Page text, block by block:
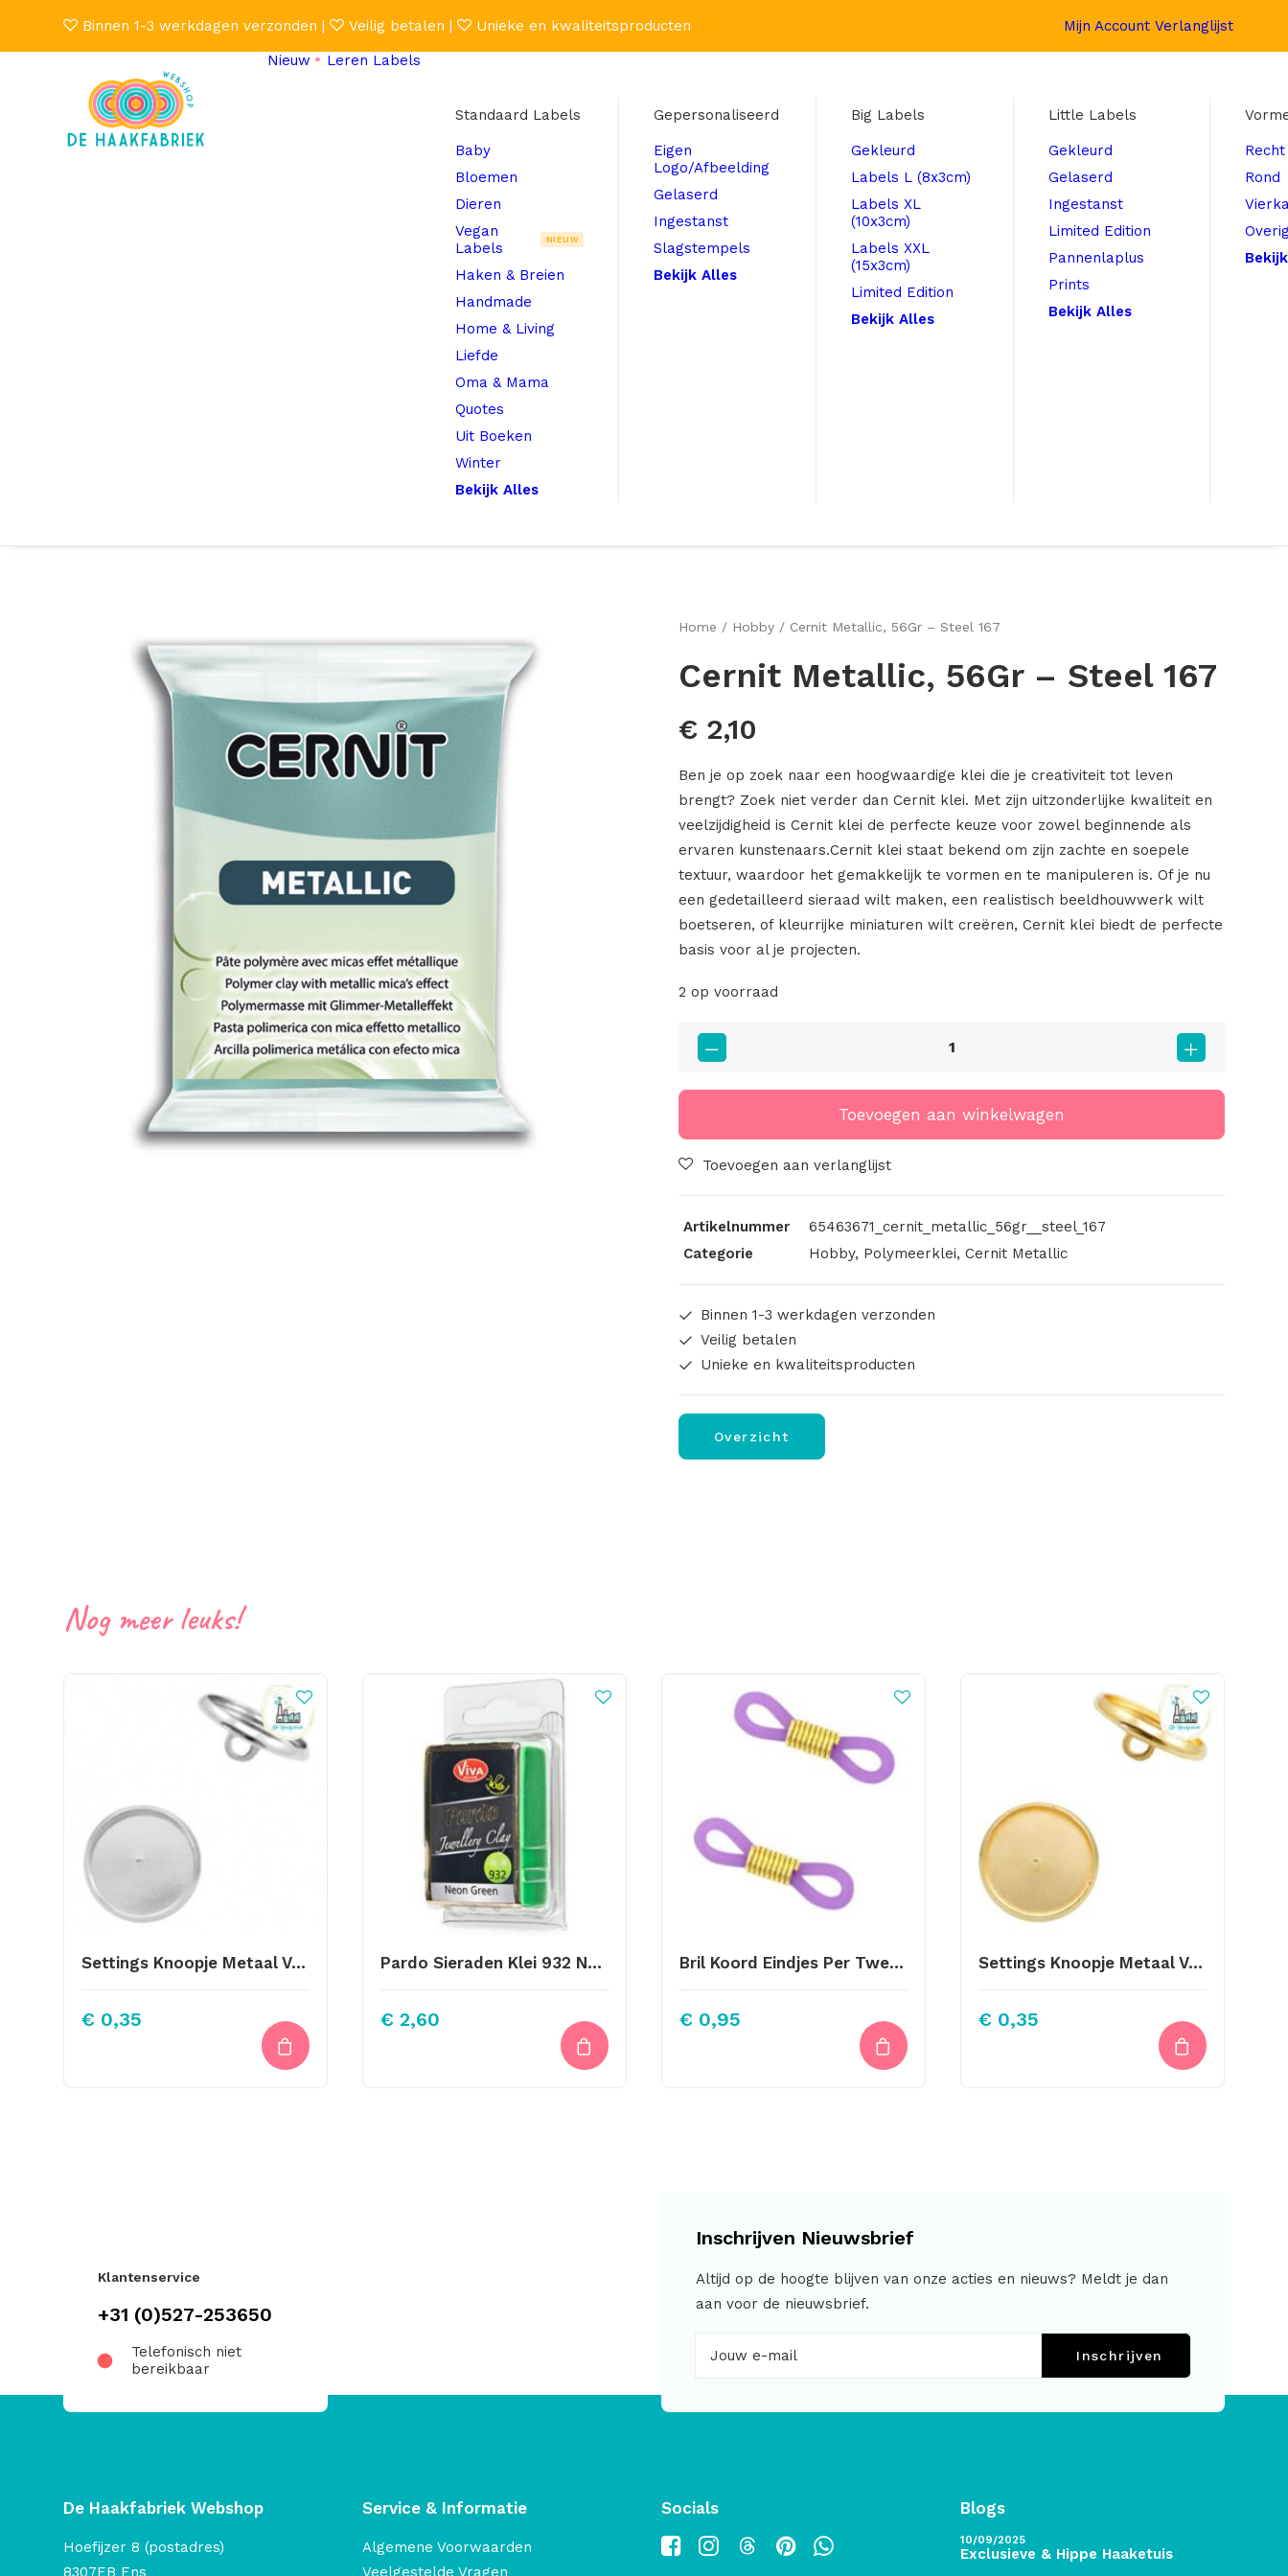
Binnen 1-3 werkdagen verzonden | Veilig betalen | Unieke en kwaliteitsproducten Mijn Account Verlanglijst
Nieuw
Leren Labels
Standaard Labels
Baby
Bloemen
Dieren
Vegan
Labels
NIEUW
Haken & Breien
Handmade
Home & Living
Liefde
Oma & Mama
Quotes
Uit Boeken
Winter
Bekijk Alles
Gepersonaliseerd
Eigen
Logo/Afbeelding
Gelaserd
Ingestanst
Slagstempels
Bekijk Alles
Big Labels
Gekleurd
Labels L (8x3cm)
Labels XL
(10x3cm)
Labels XXL
(15x3cm)
Limited Edition
Bekijk Alles
Little Labels
Gekleurd
Gelaserd
Ingestanst
Limited Edition
Pannenlaplus
Prints
Bekijk Alles
Recht
Rond
Home Hobby Cernit Metallic, 56Gr – Steel 167
Cernit Metallic, 56Gr – Steel 167
€ 2,10
Ben je op zoek naar een hoogwaardige klei die je creativiteit tot leven
brengt? Zoek niet verder dan Cernit klei. Met zijn uitzonderlijke kwaliteit en
veelzijdigheid is Cernit klei de perfecte keuze voor zowel beginnende als
ervaren kunstenaars.Cernit klei staat bekend om zijn zachte en soepele
textuur, waardoor het gemakkelijk te vormen en te manipuleren is. Of je nu
een gedetailleerd sieraad wilt maken, een realistisch beeldhouwwerk wilt
boetseren, of kleurrijke miniaturen wilt creëren, Cernit klei biedt de perfecte
basis voor al je projecten.
2 op voorraad
Cernit
Metallic,
Steel
167
Toevoegen aan winkelwagen
Toevoegen aan verlanglijst
Artikelnummer
65463671_cernit_metallic_56gr__steel_167
Categorie
Hobby, Polymeerklei, Cernit Metallic
Binnen 1-3 werkdagen verzonden
Veilig betalen
Unieke en kwaliteitsproducten
Overzicht
Nog meer leuks!
Settings Knoopje Metaal Voor Stipsteentjes 12mm Zilver
€ 0,35
Pardo Sieraden Klei 932 Neon Groen
€ 2,60
Bril Koord Eindjes Per Twee Stuks Paars Goud
€ 0,95
Settings Knoopje Metaal Voor Stipsteentjes 12mm Gold
€ 0,35
Klantenservice
+31 (0)527-253650
Telefonisch niet
bereikbaar
Inschrijven Nieuwsbrief
Altijd op de hoogte blijven van onze acties en nieuws? Meldt je dan
aan voor de nieuwsbrief.
Inschrijven
De Haakfabriek Webshop
Hoefijzer 8 (postadres)
8307EB Ens
Service & Informatie
Algemene Voorwaarden
Veelgestelde Vragen
Socials Blogs
10/09/2025
Exclusieve & Hippe Haaketuis